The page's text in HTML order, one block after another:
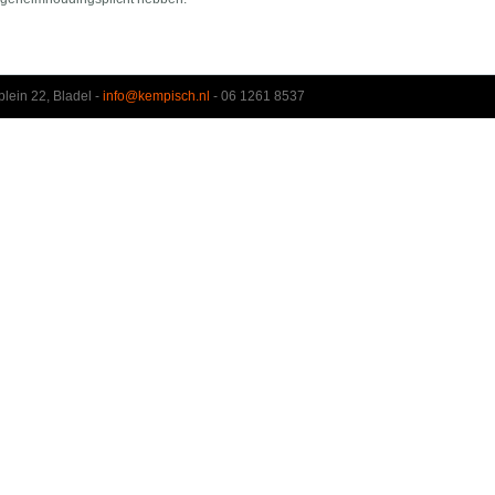
22, Bladel - info@kempisch.nl - 06 1261 8537